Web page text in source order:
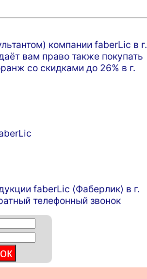
компании faberLic в г.
вам право также покупать
со скидками до 26% в г.
faberLic (Фаберлик) в г.
телефонный звонок